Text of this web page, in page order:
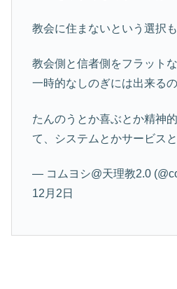
教会に住まないという選択
教会側と信者側をフラット
一時的なしのぎには出来る
たんのうとか喜ぶとか精神
て、システムとかサービス
— コムヨシ@天理教2.0
12月2日